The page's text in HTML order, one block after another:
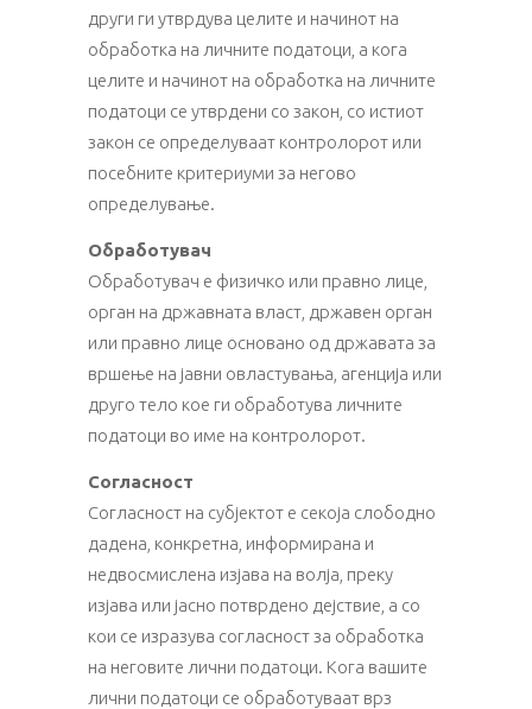
други ги утврдува целите и начинот на
обработка на личните податоци, а кога
целите и начинот на обработка на личните
податоци се утврдени со закон, со истиот
закон се определуваат контролорот или
посебните критериуми за негово
определување.
Обработувач
Обработувач е физичко или правно лице,
орган на државната власт, државен орган
или правно лице основано од државата за
вршење на јавни овластувања, агенција или
друго тело кое ги обработува личните
податоци во име на контролорот.
Согласност
Согласност на субјектот е секоја слободно
дадена, конкретна, информирана и
недвосмислена изјава на волја, преку
изјава или јасно потврдено дејствие, а со
кои се изразува согласност за обработка
на неговите лични податоци. Кога вашите
лични податоци се обработуваат врз